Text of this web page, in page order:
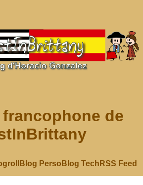
de
Blog Perso Blog Tech RSS Feed